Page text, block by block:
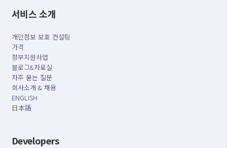
서비스 소개
개인정보 보호 컨설팅
가격
정부지원사업
블로그&자료실
자주 묻는 질문
회사소개 & 채용
ENGLISH
日本語
Developers